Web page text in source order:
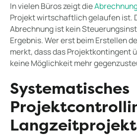
In vielen Büros zeigt die
Projekt wirtschaftlich gelaufen ist.
Abrechnung ist kein
Ergebnis. Wer erst beim Erstellen
merkt, dass das Projektkontingent
keine Möglichkeit mehr
Systematisches